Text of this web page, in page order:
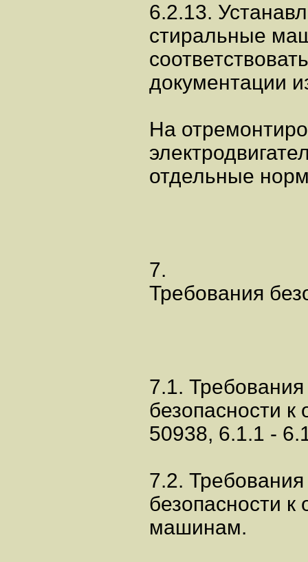
6.2.13.
стиральные
документации
На
отдельные
7.
Требования
7.1. Требования
безопасности
50938, 6.1.1 -
7.2. Требования
безопасности
машинам.